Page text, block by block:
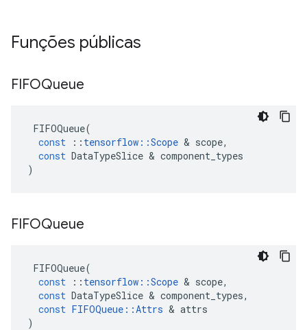
Funções públicas
FIFOQueue
FIFOQueue(
const
:: tensorflow ::Scope & scope,
const DataTypeSlice & component_types
)
FIFOQueue
FIFOQueue(
const
:: tensorflow ::Scope & scope,
const DataTypeSlice & component_types,
const FIFOQueue ::Attrs & attrs
)